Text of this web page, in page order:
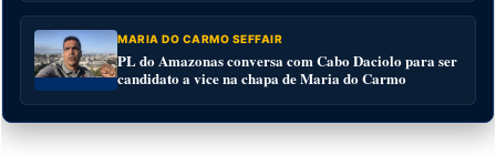
MARIA DO CARMO SEFFAIR
PL do Amazonas conversa com Cabo Daciolo para ser
candidato a vice na chapa de Maria do Carmo